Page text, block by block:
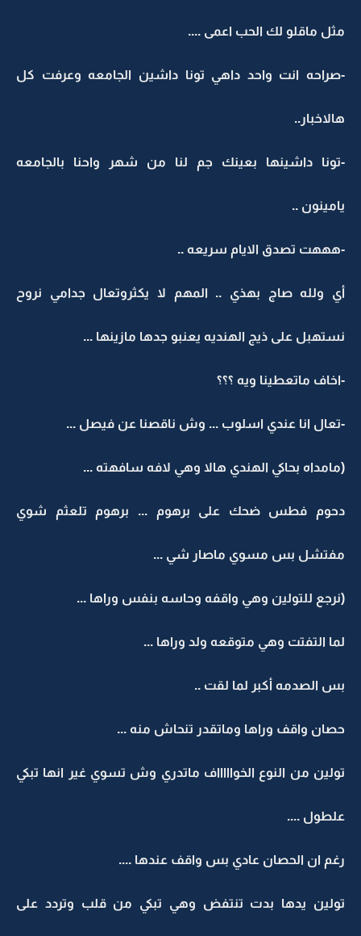
مثل ماقلو لك الحب اعمى ....
-صراحه انت واحد داهي تونا داشين الجامعه وعرفت كل
هالاخبار..
-تونا داشينها بعينك جم لنا من شهر واحنا بالجامعه
يامينون ..
-هههت تصدق الايام سريعه ..
أي ولله صاج بهذي .. المهم لا يكثروتعال جدامي نروح
نستهبل على ذيج الهنديه يعنبو جدها مازينها ...
-اخاف ماتعطينا ويه ؟؟؟
-تعال انا عندي اسلوب ... وش ناقصنا عن فيصل ...
(مامداه بحاكي الهندي هالا وهي لافه سافهته ...
دحوم فطس ضحك على برهوم ... برهوم تلعثم شوي
مفتشل بس مسوي ماصار شي ...
(نرجع للتولين وهي واقفه وحاسه بنفس وراها ...
لما التفتت وهي متوقعه ولد وراها ...
بس الصدمه أكبر لما لقت ..
حصان واقف وراها وماتقدر تنحاش منه ...
تولين من النوع الخواااااف ماتدري وش تسوي غير انها تبكي
علطول ....
رغم ان الحصان عادي بس واقف عندها ....
تولين يدها بدت تنتفض وهي تبكي من قلب وتردد على